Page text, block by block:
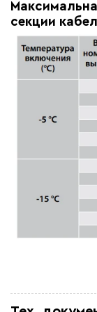
секции